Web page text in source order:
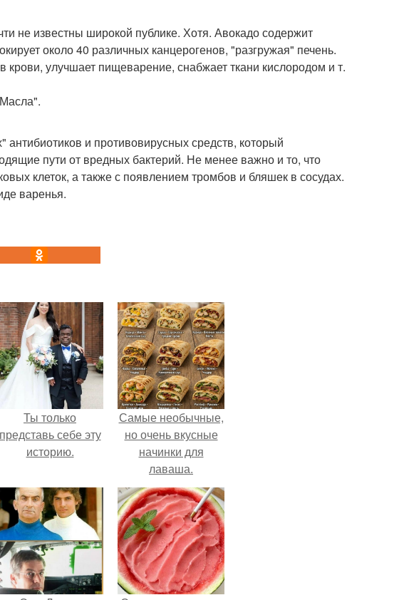
не известны широкой публике. Хотя. Авокадо содержит
около 40 различных канцерогенов, "разгружая" печень.
крови, улучшает пищеварение, снабжает ткани кислородом и т.
и противовирусных средств, который
пути от вредных бактерий. Не менее важно и то, что
клеток, а также с появлением тромбов и бляшек в сосудах.
варенья.
Ты только
представь себе эту
историю.
Самые необычные,
но очень вкусные
начинки для
лаваша.